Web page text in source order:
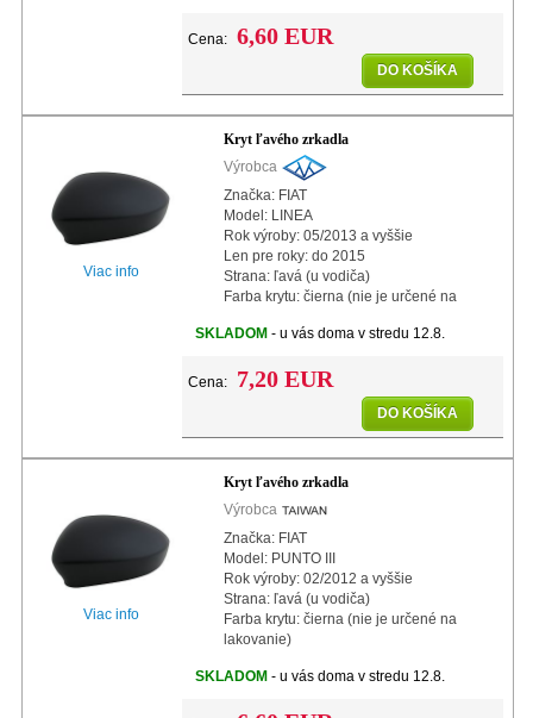
Cena: 6,60 EUR
DO KOŠÍKA
Viac info
Kryt ľavého zrkadla
Výrobca
Značka: FIAT
Model: LINEA
Rok výroby: 05/2013 a vyššie
Len pre roky: do 2015
Strana: ľavá (u vodiča)
Farba krytu: čierna (nie je určené na
SKLADOM - u vás doma v stredu 12.8.
Cena: 7,20 EUR
DO KOŠÍKA
Viac info
Kryt ľavého zrkadla
Výrobca
Značka: FIAT
Model: PUNTO III
Rok výroby: 02/2012 a vyššie
Strana: ľavá (u vodiča)
Farba krytu: čierna (nie je určené na
lakovanie)
SKLADOM - u vás doma v stredu 12.8.